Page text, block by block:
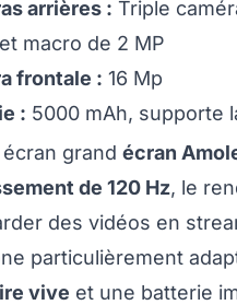
arrières : Triple
macro de 2 MP
frontale : 16 Mp
: 5000 mAh, supporte
grand écran
de 120 Hz, le
des vidéos en
particulièrement
vive et une batterie